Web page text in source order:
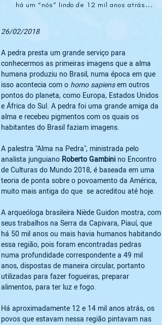
há um “nós” lindo de 12 mil anos atrás...
26/02/2018
A pedra presta um grande serviço para
conhecermos as primeiras imagens que a alma
humana produziu no Brasil, numa época em que
isso acontecia com o homo sapiens em outros
pontos do planeta, como Europa, Estados Unidos
e África do Sul. A pedra foi uma grande amiga da
alma e recebeu pigmentos com os quais os
habitantes do Brasil faziam imagens.
A palestra "Alma na Pedra", ministrada pelo
analista junguiano Roberto Gambini no Encontro
de Culturas do Mundo 2018, é baseada em uma
teoria de ponta sobre o povoamento da América,
muito mais antiga do que  se acreditou até hoje.
A arqueóloga brasileira Niède Guidon mostra, com
seus trabalhos na Serra da Capivara, Piauí, que
há 50 mil anos ou mais havia humanos habitando
essa região, pois foram encontradas pedras
numa profundidade correspondente a 49 mil
anos, dispostas de maneira circular, portanto
utilizadas para fazer fogueiras, preparar
alimentos, para ter luz e fogo.
Há aproximadamente 12 e 14 mil anos atrás, os
povos que estavam nessa região pintavam nas